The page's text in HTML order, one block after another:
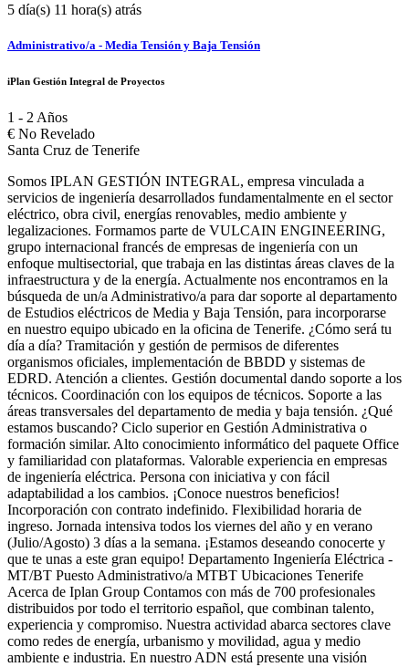
5 día(s) 11 hora(s) atrás
Administrativo/a - Media Tensión y Baja Tensión
iPlan Gestión Integral de Proyectos
1 - 2 Años
€ No Revelado
Santa Cruz de Tenerife
Somos IPLAN GESTIÓN INTEGRAL, empresa vinculada a
servicios de ingeniería desarrollados fundamentalmente en el sector
eléctrico, obra civil, energías renovables, medio ambiente y
legalizaciones. Formamos parte de VULCAIN ENGINEERING,
grupo internacional francés de empresas de ingeniería con un
enfoque multisectorial, que trabaja en las distintas áreas claves de la
infraestructura y de la energía. Actualmente nos encontramos en la
búsqueda de un/a Administrativo/a para dar soporte al departamento
de Estudios eléctricos de Media y Baja Tensión, para incorporarse
en nuestro equipo ubicado en la oficina de Tenerife. ¿Cómo será tu
día a día? Tramitación y gestión de permisos de diferentes
organismos oficiales, implementación de BBDD y sistemas de
EDRD. Atención a clientes. Gestión documental dando soporte a los
técnicos. Coordinación con los equipos de técnicos. Soporte a las
áreas transversales del departamento de media y baja tensión. ¿Qué
estamos buscando? Ciclo superior en Gestión Administrativa o
formación similar. Alto conocimiento informático del paquete Office
y familiaridad con plataformas. Valorable experiencia en empresas
de ingeniería eléctrica. Persona con iniciativa y con fácil
adaptabilidad a los cambios. ¡Conoce nuestros beneficios!
Incorporación con contrato indefinido. Flexibilidad horaria de
ingreso. Jornada intensiva todos los viernes del año y en verano
(Julio/Agosto) 3 días a la semana. ¡Estamos deseando conocerte y
que te unas a este gran equipo! Departamento Ingeniería Eléctrica -
MT/BT Puesto Administrativo/a MTBT Ubicaciones Tenerife
Acerca de Iplan Group Contamos con más de 700 profesionales
distribuidos por todo el territorio español, que combinan talento,
experiencia y compromiso. Nuestra actividad abarca sectores clave
como redes de energía, urbanismo y movilidad, agua y medio
ambiente e industria. En nuestro ADN está presente una visión